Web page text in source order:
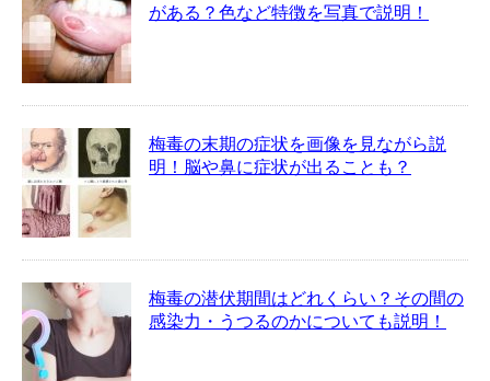
がある？色など特徴を写真で説明！
梅毒の末期の症状を画像を見ながら説
明！脳や鼻に症状が出ることも？
梅毒の潜伏期間はどれくらい？その間の
感染力・うつるのかについても説明！